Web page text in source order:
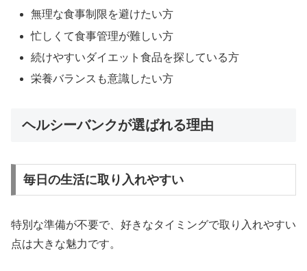
無理な食事制限を避けたい方
忙しくて食事管理が難しい方
続けやすいダイエット食品を探している方
栄養バランスも意識したい方
ヘルシーバンクが選ばれる理由
毎日の生活に取り入れやすい
特別な準備が不要で、好きなタイミングで取り入れやすい
点は大きな魅力です。